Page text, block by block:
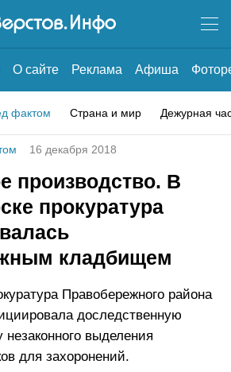
О сайте Реклама Афиша
фактом Страна и мир Дежурная
16 декабря 2018
производство. В
прокуратура
кладбищем
Правобережного района
доследственную
незаконного выделения
для захоронений.